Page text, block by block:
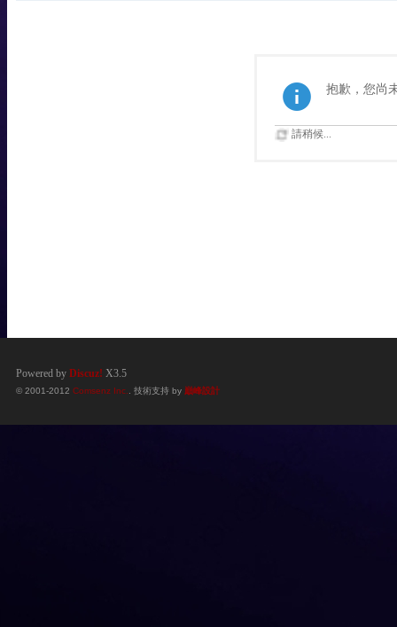
抱歉，您尚
請稍候...
Powered by Discuz! X3.5
© 2001-2012 Comsenz Inc. . 技術支持 by 巔峰設計